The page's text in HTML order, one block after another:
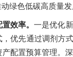
绿色低碳高质量
置效率。一是优化
优先通过调剂方
配置预算管理。